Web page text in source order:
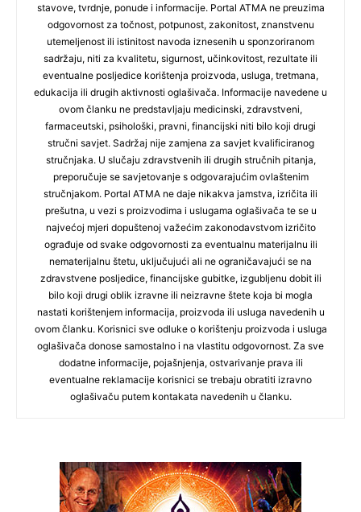
stavove, tvrdnje, ponude i informacije. Portal ATMA ne preuzima
odgovornost za točnost, potpunost, zakonitost, znanstvenu
utemeljenost ili istinitost navoda iznesenih u sponzoriranom
sadržaju, niti za kvalitetu, sigurnost, učinkovitost, rezultate ili
eventualne posljedice korištenja proizvoda, usluga, tretmana,
edukacija ili drugih aktivnosti oglašivača. Informacije navedene u
ovom članku ne predstavljaju medicinski, zdravstveni,
farmaceutski, psihološki, pravni, financijski niti bilo koji drugi
stručni savjet. Sadržaj nije zamjena za savjet kvalificiranog
stručnjaka. U slučaju zdravstvenih ili drugih stručnih pitanja,
preporučuje se savjetovanje s odgovarajućim ovlaštenim
stručnjakom. Portal ATMA ne daje nikakva jamstva, izričita ili
prešutna, u vezi s proizvodima i uslugama oglašivača te se u
najvećoj mjeri dopuštenoj važećim zakonodavstvom izričito
ograđuje od svake odgovornosti za eventualnu materijalnu ili
nematerijalnu štetu, uključujući ali ne ograničavajući se na
zdravstvene posljedice, financijske gubitke, izgubljenu dobit ili
bilo koji drugi oblik izravne ili neizravne štete koja bi mogla
nastati korištenjem informacija, proizvoda ili usluga navedenih u
ovom članku. Korisnici sve odluke o korištenju proizvoda i usluga
oglašivača donose samostalno i na vlastitu odgovornost. Za sve
dodatne informacije, pojašnjenja, ostvarivanje prava ili
eventualne reklamacije korisnici se trebaju obratiti izravno
oglašivaču putem kontakata navedenih u članku.